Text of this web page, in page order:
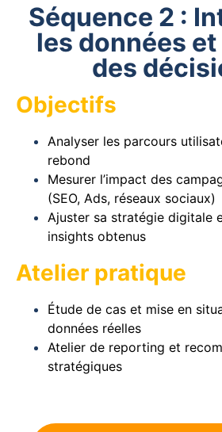
Séquence 2 :
les données
des
Objectifs
Analyser les parcours
rebond
Mesurer l’impact des
(SEO, Ads, réseaux sociaux)
Ajuster sa stratégie digitale
insights obtenus
Atelier pratique
Étude de cas et mise en
données réelles
Atelier de reporting et
stratégiques